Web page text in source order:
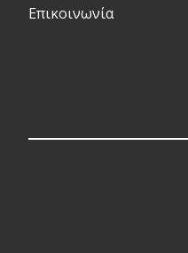
Επικοινωνία